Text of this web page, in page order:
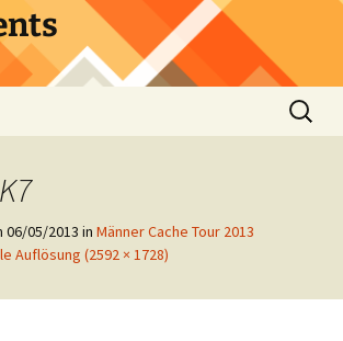
Suchen
nach:
06/05/2013 in Männer Cache Tour 2013
Auflösung (2592 × 1728)